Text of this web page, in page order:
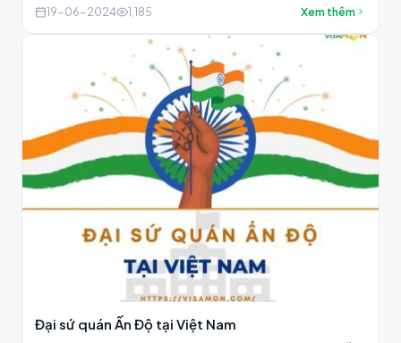
19-06-2024 1,185 Xem thêm
Đại sứ quán Ấn Độ tại Việt Nam